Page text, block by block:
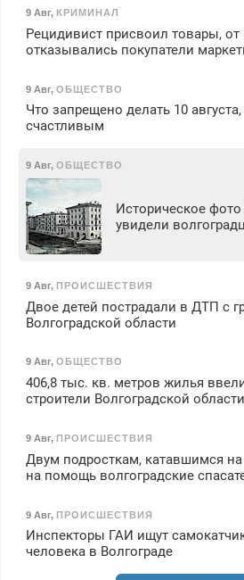
9 Авг, КРИМИНАЛ
Рецидивист присвоил товары, от
отказывались покупатели
9 Авг, ОБЩЕСТВО
Что запрещено делать 10
счастливым
9 Авг, ОБЩЕСТВО
Историческое фото
увидели
9 Авг, ПРОИСШЕСТВИЯ
Двое детей пострадали в ДТП с
Волгоградской области
9 Авг, ОБЩЕСТВО
406,8 тыс. кв. метров жилья
строители Волгоградской области
9 Авг, ПРОИСШЕСТВИЯ
Двум подросткам, катавшимся
на помощь волгоградские
9 Авг, ПРОИСШЕСТВИЯ
Инспекторы ГАИ ищут
человека в Волгограде